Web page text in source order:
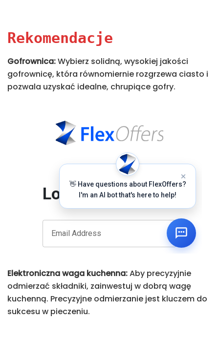
Rekomendacje
Gofrownica:Wybierz solidną, wysokiej jakości
gofrownicę, która równomiernie rozgrzewa ciasto i
pozwala uzyskać idealne, chrupiące gofry.
Elektroniczna waga kuchenna:Aby precyzyjnie
odmierzać składniki, zainwestuj w dobrą wagę
kuchenną. Precyzyjne odmierzanie jest kluczem do
sukcesu w pieczeniu.